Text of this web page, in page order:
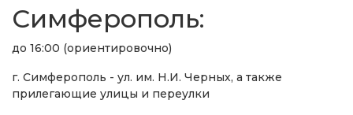
Симферополь:
до 16:00 (ориентировочно)
г. Симферополь - ул. им. Н.И. Черных, а также
прилегающие улицы и переулки